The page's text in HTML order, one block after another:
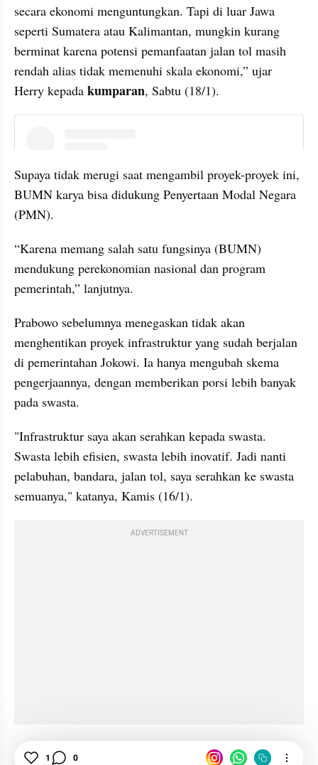
secara ekonomi menguntungkan. Tapi di luar Jawa
seperti Sumatera atau Kalimantan, mungkin kurang
berminat karena potensi pemanfaatan jalan tol masih
rendah alias tidak memenuhi skala ekonomi,” ujar
Herry kepada kumparan, Sabtu (18/1).
Supaya tidak merugi saat mengambil proyek-proyek ini,
BUMN karya bisa didukung Penyertaan Modal Negara
(PMN).
“Karena memang salah satu fungsinya (BUMN)
mendukung perekonomian nasional dan program
pemerintah,” lanjutnya.
Prabowo sebelumnya menegaskan tidak akan
menghentikan proyek infrastruktur yang sudah berjalan
di pemerintahan Jokowi. Ia hanya mengubah skema
pengerjaannya, dengan memberikan porsi lebih banyak
pada swasta.
"Infrastruktur saya akan serahkan kepada swasta.
Swasta lebih efisien, swasta lebih inovatif. Jadi nanti
pelabuhan, bandara, jalan tol, saya serahkan ke swasta
semuanya," katanya, Kamis (16/1).
ADVERTISEMENT
Prabowo Pailit
1 0